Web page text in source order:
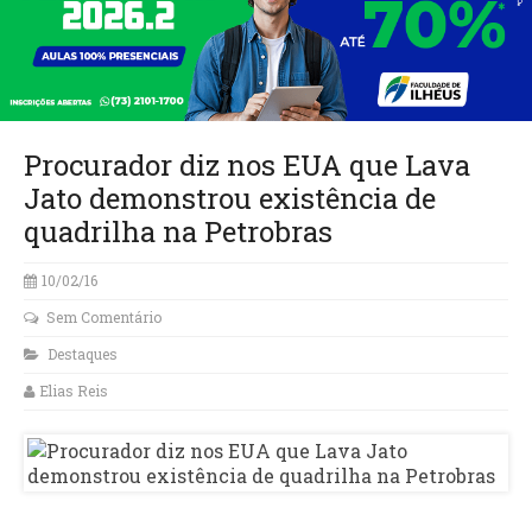
Procurador diz nos EUA que Lava
Jato demonstrou existência de
quadrilha na Petrobras
10/02/16
Sem Comentário
Destaques
Elias Reis